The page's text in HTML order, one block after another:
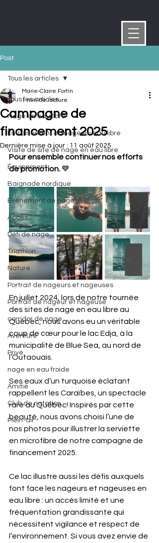
Post
Tous les articles
Nage en eau libre
Entrainement en nage en eau libre
Visite de site de nage en eau libre
Équipement
Baignade nordique
Événement de nage
Accès
Défi de nage
Triathlon
Nature
Portrait de nageurs et nageuses
Portrait de nageur et nageuse
corridor de nage
Aventure
Privé
nage en eau froide
Amitié
Club de natation
Plein-air
Tous les articles
Campagne de
financement 2025
Marie-Claire Fortin
1 min de lecture
Dernière mise à jour : 11 août 2025
Pour ensemble continuer nos efforts
de promotion. 💙
En juillet 2024, lors de notre tournée
des sites de nage en eau libre au
Québec, nous avons eu un véritable
coup de cœur pour le lac Edja, à la
municipalité de Blue Sea, au nord de
l’Outaouais.
Ses eaux d’un turquoise éclatant
rappellent les Caraïbes, un spectacle
rare au Québec! Inspirés par cette
beauté, nous avons choisi l’une de
nos photos pour illustrer la serviette
en microfibre de notre campagne de
financement 2025.
Ce lac illustre aussi les défis auxquels
font face les nageurs et nageuses en
eau libre : un accès limité et une
fréquentation grandissante qui
nécessitent vigilance et respect de
l’environnement. Si vous avez envie de